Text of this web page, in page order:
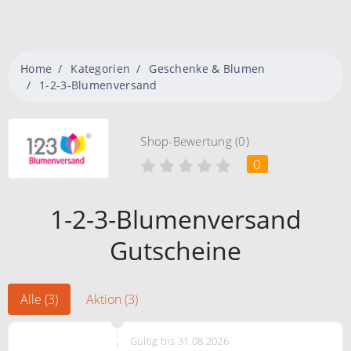
Home Kategorien
Geschenke & Blumen
1-2-3-Blumenversand
Shop-Bewertung (0)
0
1-2-3-Blumenversand
Gutscheine
Alle (3) Aktion (3)
Gültig bis 31.08.2026